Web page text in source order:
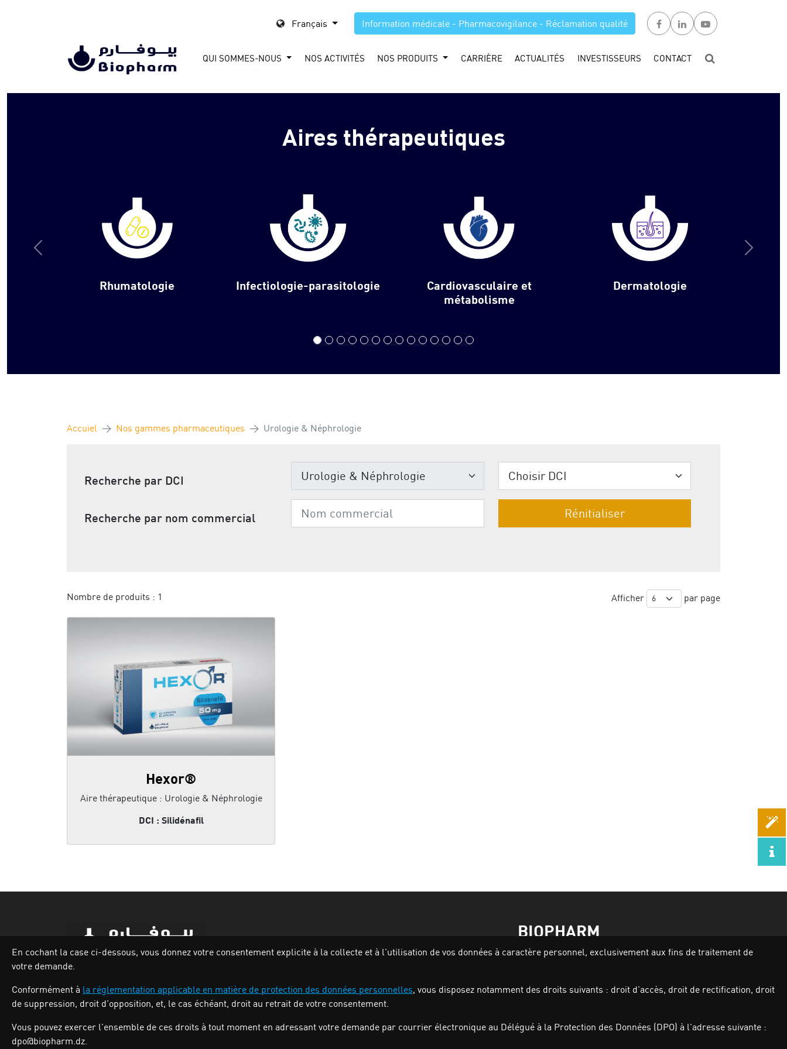
Français Information médicale - Pharmacovigilance - Réclamation qualité
QUI SOMMES-NOUS NOS ACTIVITÉS NOS PRODUITS CARRIÈRE ACTUALITÉS INVESTISSEURS CONTACT
Aires thérapeutiques
Rhumatologie Infectiologie-parasitologie
Cardiovasculaire et
métabolisme
Dermatologie
Accuiel Nos gammes pharmaceutiques Urologie & Néphrologie
Recherche par DCI
Recherche par nom commercial
Nombre de produits : 1 Afficher par page
Hexor®
Aire thérapeutique : Urologie & Néphrologie
DCI : Silidénafil
Zone industrielle Oued Smar,Lot N`62, Voie
n36, Alger.
Tél : (213) 028 31 00 07
BIOPHARM
Activités
Investisseurs
Carrières
En cochant la case ci-dessous, vous donnez votre consentement explicite à la collecte et à l’utilisation de vos données à caractère personnel, exclusivement aux fins de traitement de
votre demande.
Conformément à la réglementation applicable en matière de protection des données personnelles, vous disposez notamment des droits suivants : droit d’accès, droit de rectification, droit
de suppression, droit d’opposition, et, le cas échéant, droit au retrait de votre consentement.
Vous pouvez exercer l’ensemble de ces droits à tout moment en adressant votre demande par courrier électronique au Délégué à la Protection des Données (DPO) à l’adresse suivante :
dpo@biopharm.dz.